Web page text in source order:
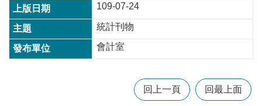
市
民
卡
109-07-24
統計刊物
會計室
回上一頁 回最上面